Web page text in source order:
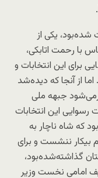
.
شده‌بود، یکی از
با رحمت اتابکی،
برای این انتخابات و
از آنجا که دیده‌شد
جبهه ملی
این انتخابات
چندان بود که شاه ناچار به
بیکار ننشست و برای
گذاشته‌شده‌بود،
امامی نخست وزیر